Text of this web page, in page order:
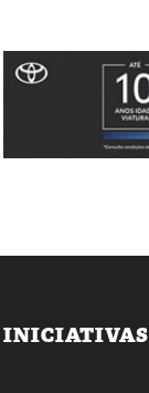
INICIATIVAS